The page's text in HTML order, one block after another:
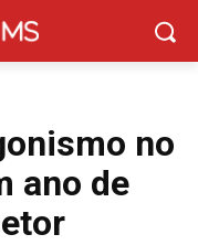
no
ano de